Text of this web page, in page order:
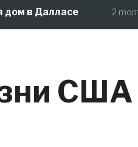
в Далласе 2 months
США